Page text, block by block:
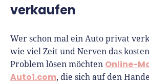
verkaufen
Wer schon mal ein Auto privat
wie viel Zeit und Nerven das
Problem lösen möchten Online-
Auto1.com, die sich auf den